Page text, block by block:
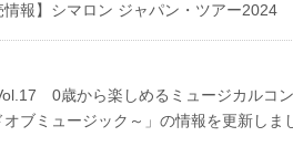
情報】シマロン ジャパン・ツアー2024
0歳から楽しめるミュージカルコ
ブミュージック～」の情報を更新しま